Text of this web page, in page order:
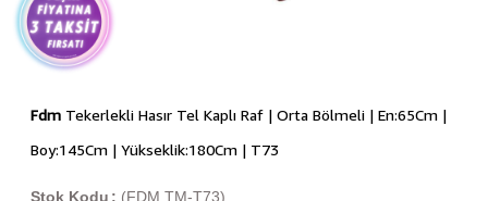
FdmTekerlekli Hasır Tel Kaplı Raf | Orta Bölmeli | En:65Cm |
Boy:145Cm | Yükseklik:180Cm | T73
(FDM TM-T73)
Stok Kodu